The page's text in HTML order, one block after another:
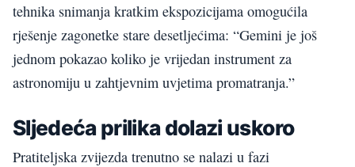
tehnika snimanja kratkim ekspozicijama omogućila
rješenje zagonetke stare desetljećima: “Gemini je još
jednom pokazao koliko je vrijedan instrument za
astronomiju u zahtjevnim uvjetima promatranja.”
Sljedeća prilika dolazi uskoro
Pratiteljska zvijezda trenutno se nalazi u fazi